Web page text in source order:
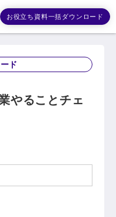
お役立ち資料一括ダウンロード
ド
やることチェ